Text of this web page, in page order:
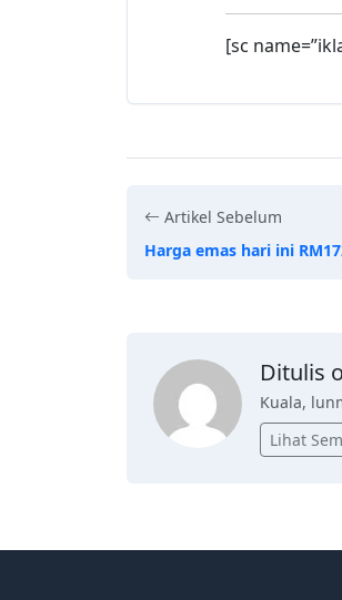
[sc
Artikel Sebelum
Harga emas hari ini
Ditulis
Kuala,
Lihat